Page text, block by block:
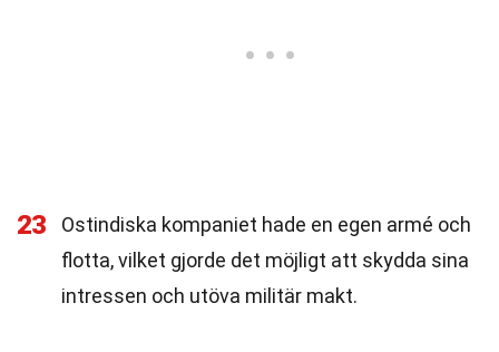
23
Ostindiska kompaniet hade en egen armé och
flotta, vilket gjorde det möjligt att skydda sina
intressen och utöva militär makt.